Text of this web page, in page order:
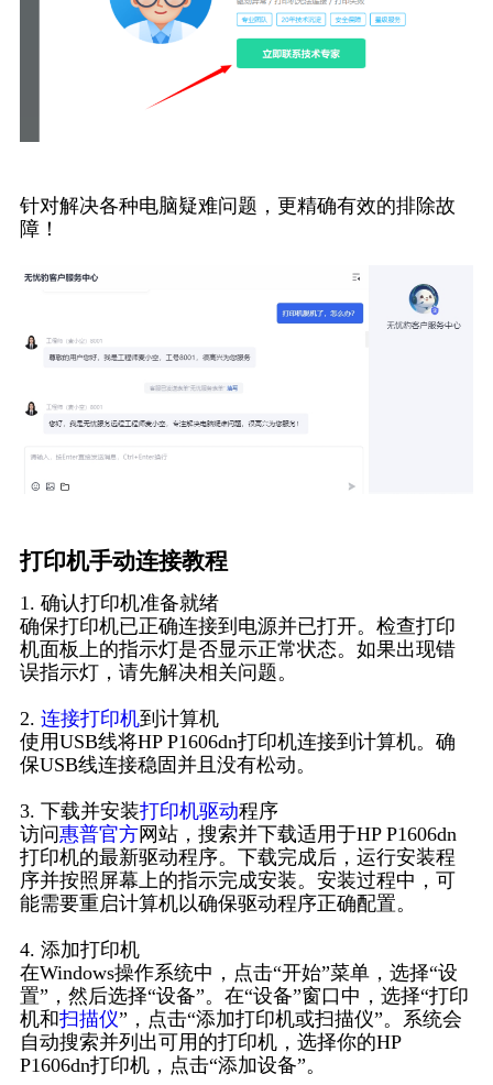
针对解决各种电脑疑难问题，更精确有效的排除故
障！
打印机手动连接教程
1. 确认打印机准备就绪
确保打印机已正确连接到电源并已打开。检查打印
机面板上的指示灯是否显示正常状态。如果出现错
误指示灯，请先解决相关问题。
2. 连接打印机到计算机
使用USB线将HP P1606dn打印机连接到计算机。确
保USB线连接稳固并且没有松动。
3. 下载并安装打印机驱动程序
访问惠普官方网站，搜索并下载适用于HP P1606dn
打印机的最新驱动程序。下载完成后，运行安装程
序并按照屏幕上的指示完成安装。安装过程中，可
能需要重启计算机以确保驱动程序正确配置。
4. 添加打印机
在Windows操作系统中，点击“开始”菜单，选择“设
置”，然后选择“设备”。在“设备”窗口中，选择“打印
机和扫描仪”，点击“添加打印机或扫描仪”。系统会
自动搜索并列出可用的打印机，选择你的HP
P1606dn打印机，点击“添加设备”。